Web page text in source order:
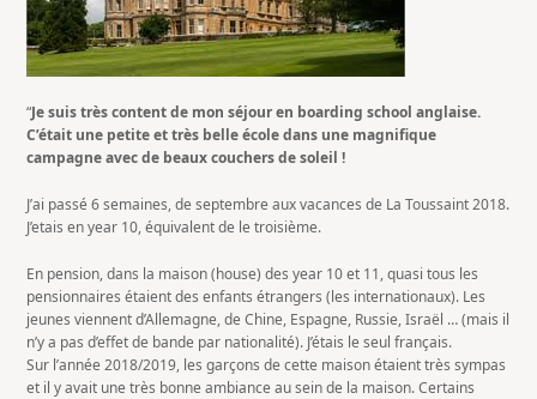
“Je suis très content de mon séjour en boarding school anglaise.
C’était une petite et très belle école dans une magnifique
campagne avec de beaux couchers de soleil !
J’ai passé 6 semaines, de septembre aux vacances de La Toussaint 2018.
J’etais en year 10, équivalent de le troisième.
En pension, dans la maison (house) des year 10 et 11, quasi tous les
pensionnaires étaient des enfants étrangers (les internationaux). Les
jeunes viennent d’Allemagne, de Chine, Espagne, Russie, Israël … (mais il
n’y a pas d’effet de bande par nationalité). J’étais le seul français.
Sur l’année 2018/2019, les garçons de cette maison étaient très sympas
et il y avait une très bonne ambiance au sein de la maison. Certains